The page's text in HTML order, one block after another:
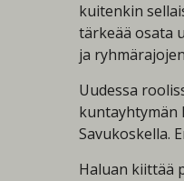
kuitenkin
tärkeää osata
ja
Uudessa
kuntayhtymän
Savukoskella.
Haluan kiittää